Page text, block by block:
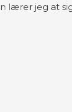
jeg at